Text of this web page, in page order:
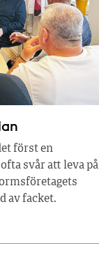
först en
svår att leva på
av facket.